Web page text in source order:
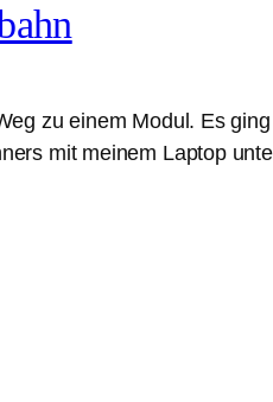
zu einem Modul. Es
mit meinem Laptop